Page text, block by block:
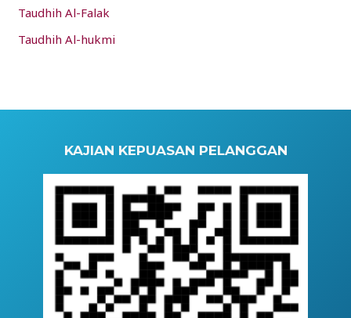
Taudhih Al-Falak
Taudhih Al-hukmi
KAJIAN KEPUASAN PELANGGAN